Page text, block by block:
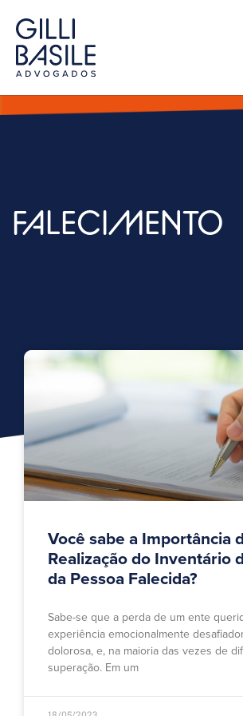
FALECIMENTO
Você sabe a Importância
Realização do Inventário
da Pessoa Falecida?
Sabe-se que a perda de um ente
experiência emocionalmente
dolorosa, e, na maioria das vezes de
superação. Em um